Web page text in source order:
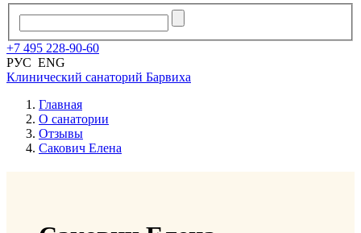
+7 495 228-90-60
РУС ENG
Клинический санаторий Барвиха
Главная
О санатории
Отзывы
Сакович Елена